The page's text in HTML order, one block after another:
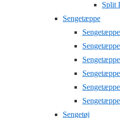
Split
Sengetæppe
Sengetøj